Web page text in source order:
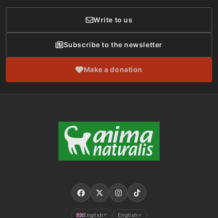
Write to us
Subscribe to the newsletter
Make a donation
English ▼ English ▼